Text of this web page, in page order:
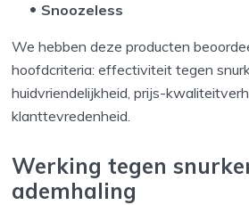
Snoozeless
We hebben deze producten
hoofdcriteria: effectiviteit tegen
huidvriendelijkheid, prijs-
klanttevredenheid.
Werking tegen
ademhaling